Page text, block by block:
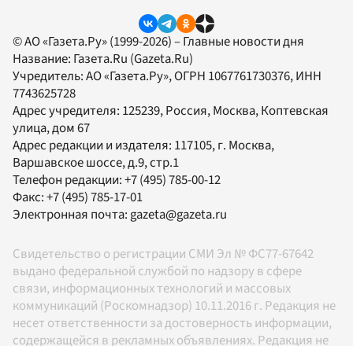
© АО «Газета.Ру» (1999-2026) – Главные новости дня
Название: Газета.Ru (Gazeta.Ru)
Учредитель:АО «Газета.Ру», ОГРН 1067761730376, ИНН
7743625728
Адрес учредителя: 125239, Россия, Москва, Коптевская
улица, дом 67
Адрес редакции и издателя: 117105, г. Москва,
Варшавское шоссе, д.9, стр.1
Телефон редакции:+7 (495) 785-00-12
Факс:+7 (495) 785-17-01
Электронная почта: gazeta@gazeta.ru
Свидетельство о регистрации СМИ Эл № ФС77-67642
выдано федеральной службой по надзору в сфере
связи, информационных технологий и массовых
коммуникаций (Роскомнадзор) 10.11.2016 г. Редакция не
несет ответственности за достоверность информации,
содержащейся в рекламных объявлениях. Редакция не